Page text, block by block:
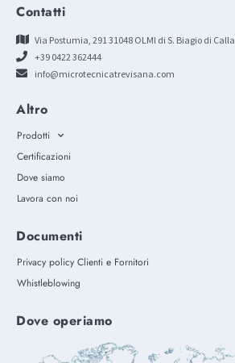
Contatti
Via Postumia, 291 31048 OLMI di S. Biagio di
+39 0422 362444
info@microtecnicatrevisana.com
Altro
Prodotti
Certificazioni
Dove siamo
Lavora con noi
Documenti
Privacy policy Clienti e Fornitori
Whistleblowing
Dove operiamo